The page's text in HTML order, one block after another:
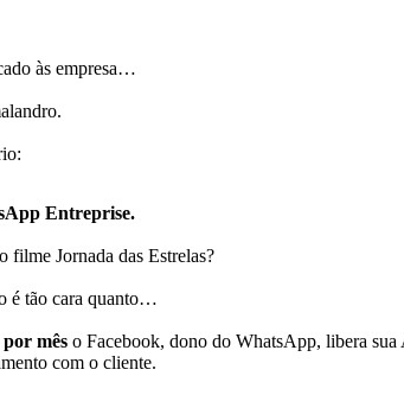
às empresa…
Entreprise.
filme Jornada das Estrelas?
é tão cara quanto…
por mês o Facebook, dono do WhatsApp, libera
com o cliente.